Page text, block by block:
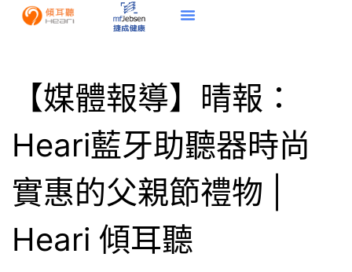
【媒體報導】晴報：
Heari藍牙助聽器時尚
實惠的父親節禮物 |
Heari 傾耳聽